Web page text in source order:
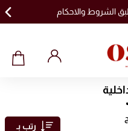
الشروط والاحكام
رتب بـ